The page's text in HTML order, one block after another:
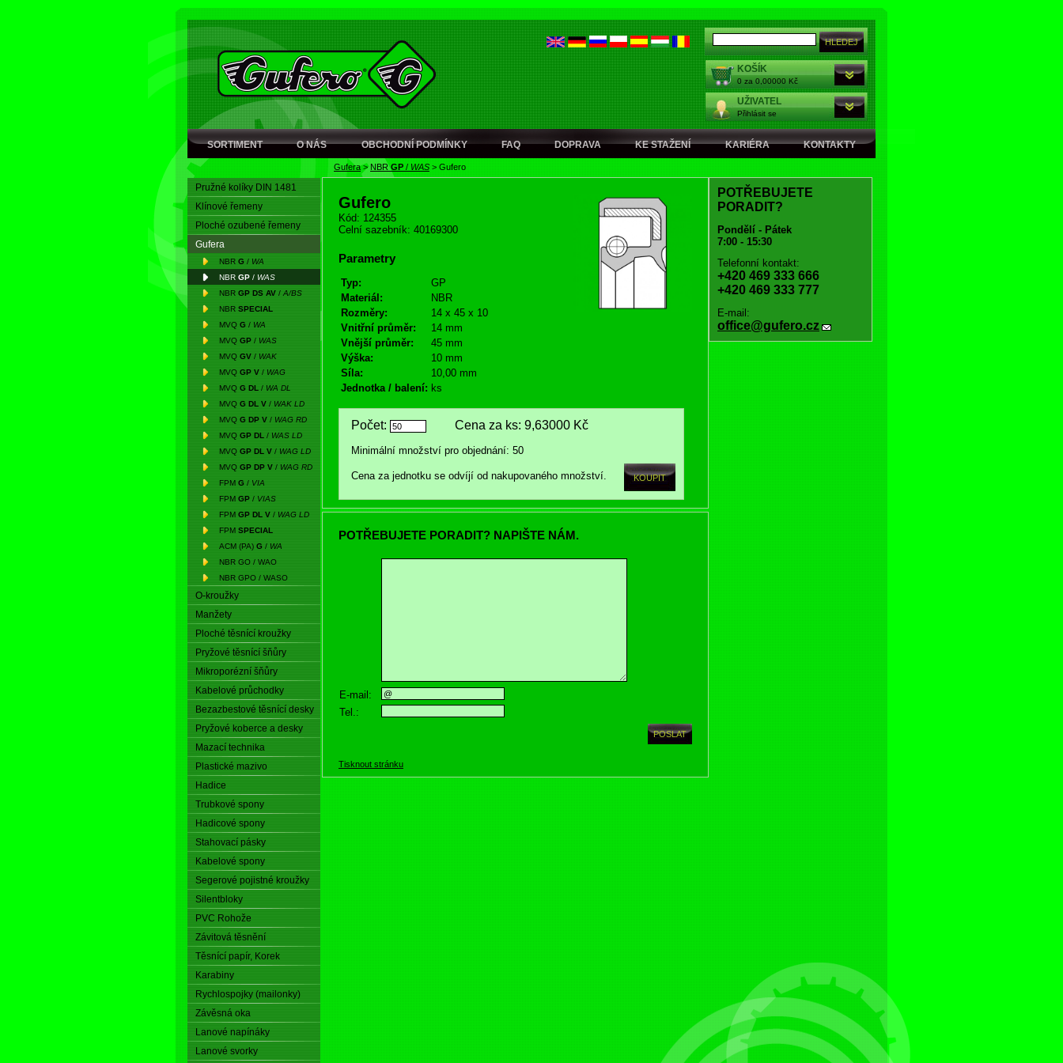
KOŠÍK
0 za 0,00000 Kč
UŽIVATEL
Přihlásit se
SORTIMENT O NÁS OBCHODNÍ PODMÍNKY FAQ DOPRAVA KE STAŽENÍ KARIÉRA KONTAKTY
Gufera> NBRGP / WAS > Gufero
Pružné kolíky DIN 1481
Klínové řemeny
Ploché ozubené řemeny
Gufera
NBR G / WA
NBR GP / WAS
NBR GP DS AV / A/BS
NBR SPECIAL
MVQ G / WA
MVQ GP / WAS
MVQ GV / WAK
MVQ GP V / WAG
MVQ G DL / WA DL
MVQ G DL V / WAK LD
MVQ G DP V / WAG RD
MVQ GP DL / WAS LD
MVQ GP DL V / WAG LD
MVQ GP DP V / WAG RD
FPM G / VIA
FPM GP / VIAS
FPM GP DL V / WAG LD
FPM SPECIAL
ACM (PA) G / WA
NBR GO / WAO
NBR GPO / WASO
O-kroužky
Manžety
Ploché těsnící kroužky
Pryžové těsnící šňůry
Mikroporézní šňůry
Kabelové průchodky
Bezazbestové těsnící desky
Pryžové koberce a desky
Mazací technika
Plastické mazivo
Hadice
Trubkové spony
Hadicové spony
Stahovací pásky
Kabelové spony
Segerové pojistné kroužky
Silentbloky
PVC Rohože
Závitová těsnění
Těsnící papír, Korek
Karabiny
Rychlospojky (mailonky)
Závěsná oka
Lanové napínáky
Lanové svorky
Gufero
Kód: 124355
Celní sazebník: 40169300
Parametry
Typ:
GP
Materiál:
NBR
Rozměry:
14 x 45 x 10
Vnitřní průměr:
14 mm
Vnější průměr:
45 mm
Výška:
10 mm
Síla:
10,00 mm
Jednotka / balení: ks
Počet: Cena za ks: 9,63000 Kč
Minimální množství pro objednání: 50
Cena za jednotku se odvíjí od nakupovaného množství.
POTŘEBUJETE PORADIT? NAPIŠTE NÁM.
E-mail:
Tel.:
Tisknout stránku
POTŘEBUJETE
PORADIT?
Pondělí - Pátek
7:00 - 15:30
Telefonní kontakt:
+420 469 333 666
+420 469 333 777
E-mail:
office@gufero.cz